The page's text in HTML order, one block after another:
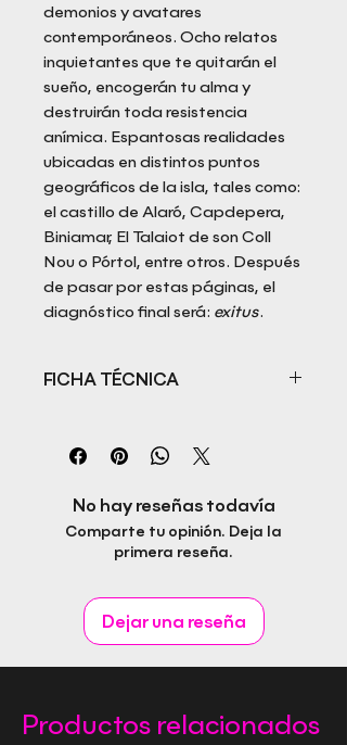
demonios y avatares
contemporáneos. Ocho relatos
inquietantes que te quitarán el
sueño, encogerán tu alma y
destruirán toda resistencia
anímica. Espantosas realidades
ubicadas en distintos puntos
geográficos de la isla, tales como:
el castillo de Alaró, Capdepera,
Biniamar, El Talaiot de son Coll
Nou o Pórtol, entre otros. Después
de pasar por estas páginas, el
diagnóstico final será: exitus.
FICHA TÉCNICA
Autores: Joan Cabalgante Guasp
Vivancos / Maribel Racedo
Hernández / Pau Garcia
Prólogo de Yasmin Ferrer Huckson
Fecha de publicación:
Idioma: Castellano
Páginas: 148
Género: Relatos cortos / Terror
No hay reseñas todavía
Comparte tu opinión. Deja la
primera reseña.
Dejar una reseña
Productos relacionados